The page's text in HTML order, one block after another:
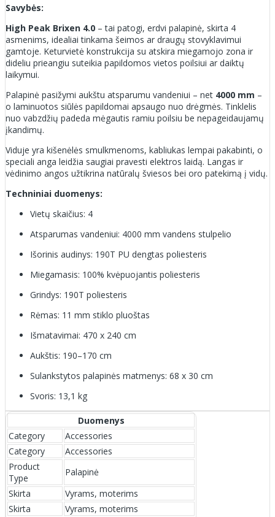
Savybės:
High Peak Brixen 4.0 – tai patogi, erdvi palapinė, skirta 4
asmenims, idealiai tinkama šeimos ar draugų stovyklavimui
gamtoje. Keturvietė konstrukcija su atskira miegamojo zona ir
dideliu prieangiu suteikia papildomos vietos poilsiui ar daiktų
laikymui.
Palapinė pasižymi aukštu atsparumu vandeniui – net 4000 mm –
o laminuotos siūlės papildomai apsaugo nuo drėgmės. Tinklelis
nuo vabzdžių padeda mėgautis ramiu poilsiu be nepageidaujamų
įkandimų.
Viduje yra kišenėlės smulkmenoms, kabliukas lempai pakabinti, o
speciali anga leidžia saugiai pravesti elektros laidą. Langas ir
vėdinimo angos užtikrina natūralų šviesos bei oro patekimą į vidų.
Techniniai duomenys:
Vietų skaičius: 4
Atsparumas vandeniui: 4000 mm vandens stulpelio
Išorinis audinys: 190T PU dengtas poliesteris
Miegamasis: 100% kvėpuojantis poliesteris
Grindys: 190T poliesteris
Rėmas: 11 mm stiklo pluoštas
Išmatavimai: 470 x 240 cm
Aukštis: 190–170 cm
Sulankstytos palapinės matmenys: 68 x 30 cm
Svoris: 13,1 kg
Duomenys
Category
Accessories
Category
Accessories
Product
Type
Palapinė
Skirta
Vyrams, moterims
Skirta
Vyrams, moterims